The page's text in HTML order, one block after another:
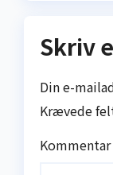
Skriv
Din e-
Krævede
Kommentar